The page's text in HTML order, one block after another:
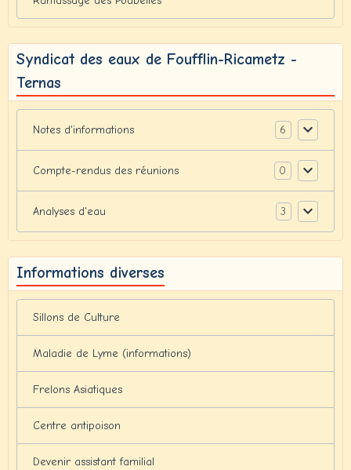
Syndicat des eaux de Foufflin-Ricametz -
Ternas
Notes d'informations 6
Compte-rendus des réunions 0
Analyses d'eau 3
Informations diverses
Sillons de Culture
Maladie de Lyme (informations)
Frelons Asiatiques
Centre antipoison
Devenir assistant familial